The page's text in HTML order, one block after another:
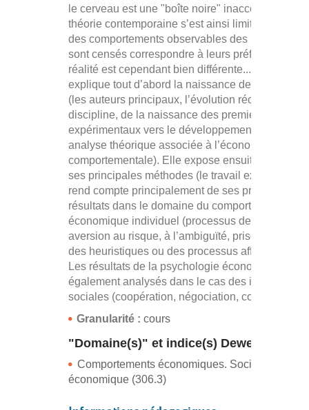
le cerveau est une "boîte noire" inaccessible. La
théorie contemporaine s’est ainsi limitée à l’étude
des comportements observables des individus,
sont censés correspondre à leurs préférences. La
réalité est cependant bien différente... La
explique tout d’abord la naissance de la
(les auteurs principaux, l’évolution récente de la
discipline, de la naissance des premiers
expérimentaux vers le développement d’une
analyse théorique associée à l’économie
comportementale). Elle expose ensuite
ses principales méthodes (le travail
rend compte principalement de ses principaux
résultats dans le domaine du comportement
économique individuel (processus de décision,
aversion au risque, à l’ambiguïté, prise en
des heuristiques ou des processus affectifs, etc.).
Les résultats de la psychologie économique sont
également analysés dans le cas des interactions
sociales (coopération, négociation, confiance,
Granularité : cours
"Domaine(s)" et indice(s) Dewey
Comportements économiques. Sociologie
économique (306.3)